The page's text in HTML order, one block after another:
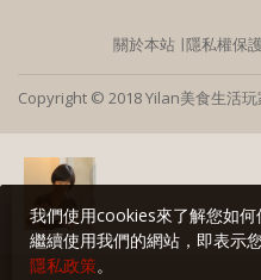
關於本站 ∣隱私權保護
Copyright © 2018 Yilan美食生活
我們使用cookies來了解您如何
繼續使用我們的網站，即表示
隱私政策。